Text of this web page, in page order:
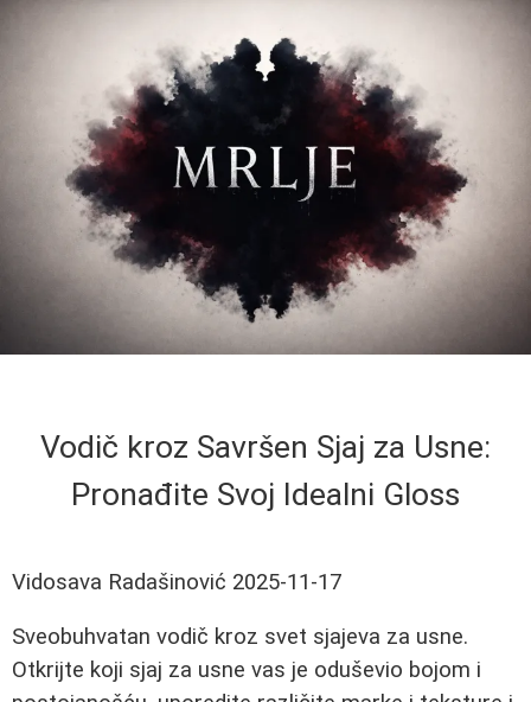
Vodič kroz Savršen Sjaj za Usne:
Pronađite Svoj Idealni Gloss
Vidosava Radašinović 2025-11-17
Sveobuhvatan vodič kroz svet sjajeva za usne.
Otkrijte koji sjaj za usne vas je oduševio bojom i